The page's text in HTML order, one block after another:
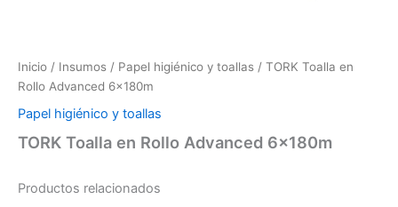
Inicio / Insumos / Papel higiénico y toallas / TORK Toalla en
Rollo Advanced 6x180m
Papel higiénico y toallas
TORK Toalla en Rollo Advanced 6x180m
Productos relacionados